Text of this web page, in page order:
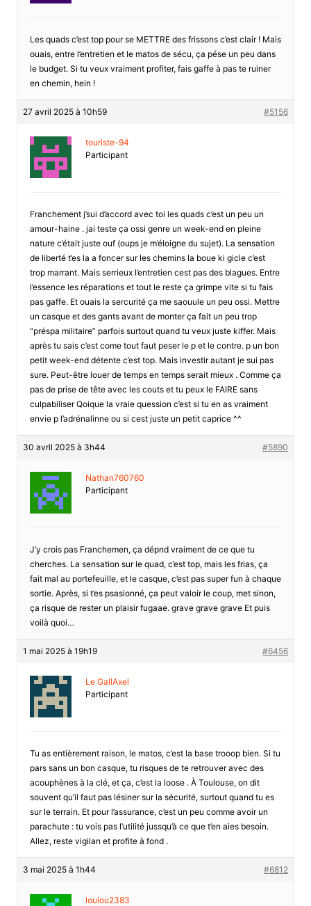
Les quads c’est top pour se METTRE des frissons c’est clair ! Mais
ouais, entre l’entretien et le matos de sécu, ça pése un peu dans
le budget. Si tu veux vraiment profiter, fais gaffe à pas te ruiner
en chemin, hein !
27 avril 2025 à 10h59 #5156
touriste-94
Participant
Franchement j’sui d’accord avec toi les quads c’est un peu un
amour-haine . jai teste ça ossi genre un week-end en pleine
nature c’était juste ouf (oups je m’éloigne du sujet). La sensation
de liberté t’es la a foncer sur les chemins la boue ki gicle c’est
trop marrant. Mais serrieux l’entretien cest pas des blagues. Entre
l’essence les réparations et tout le reste ça grimpe vite si tu fais
pas gaffe. Et ouais la sercurité ça me saouule un peu ossi. Mettre
un casque et des gants avant de monter ça fait un peu trop
“préspa militaire” parfois surtout quand tu veux juste kiffer. Mais
après tu sais c’est come tout faut peser le p et le contre. p un bon
petit week-end détente c’est top. Mais investir autant je sui pas
sure. Peut-être louer de temps en temps serait mieux . Comme ça
pas de prise de tête avec les couts et tu peux le FAIRE sans
culpabiliser Qoique la vraie quession c’est si tu en as vraiment
envie p l’adrénalinne ou si cest juste un petit caprice ^^
30 avril 2025 à 3h44 #5890
Nathan760760
Participant
J’y crois pas Franchemen, ça dépnd vraiment de ce que tu
cherches. La sensation sur le quad, c’est top, mais les frias, ça
fait mal au portefeuille, et le casque, c’est pas super fun à chaque
sortie. Après, si t’es psasionné, ça peut valoir le coup, met sinon,
ça risque de rester un plaisir fugaae. grave grave grave Et puis
voilà quoi…
1 mai 2025 à 19h19 #6456
Le GallAxel
Participant
Tu as entièrement raison, le matos, c’est la base trooop bien. Si tu
pars sans un bon casque, tu risques de te retrouver avec des
acouphènes à la clé, et ça, c’est la loose . À Toulouse, on dit
souvent qu’il faut pas lésiner sur la sécurité, surtout quand tu es
sur le terrain. Et pour l’assurance, c’est un peu comme avoir un
parachute : tu vois pas l’utilité jussqu’à ce que t’en aies besoin.
Allez, reste vigilan et profite à fond .
3 mai 2025 à 1h44 #6812
loulou2383